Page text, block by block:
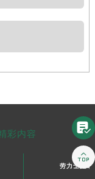
彩内容
劳力士文章

